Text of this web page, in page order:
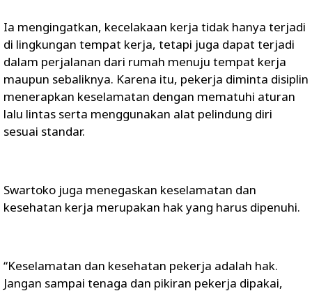
Ia mengingatkan, kecelakaan kerja tidak hanya terjadi
di lingkungan tempat kerja, tetapi juga dapat terjadi
dalam perjalanan dari rumah menuju tempat kerja
maupun sebaliknya. Karena itu, pekerja diminta disiplin
menerapkan keselamatan dengan mematuhi aturan
lalu lintas serta menggunakan alat pelindung diri
sesuai standar.
Swartoko juga menegaskan keselamatan dan
kesehatan kerja merupakan hak yang harus dipenuhi.
“Keselamatan dan kesehatan pekerja adalah hak.
Jangan sampai tenaga dan pikiran pekerja dipakai,